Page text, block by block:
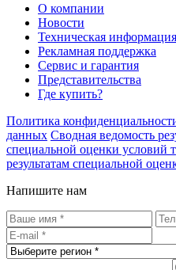
О компании
Новости
Техническая информация
Рекламная поддержка
Сервис и гарантия
Представительства
Где купить?
Политика
данных Сводная ведомость
специальной оценки условий
результатам специальной
Напишите нам